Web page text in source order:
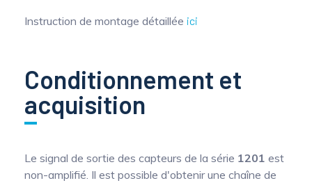
Instruction de montage détaillée ici
Conditionnement et
acquisition
Le signal de sortie des capteurs de la série 1201 est
non-amplifié. Il est possible d'obtenir une chaîne de